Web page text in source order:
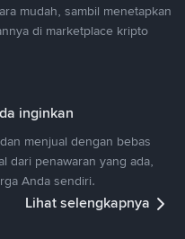
mudah, sambil menetapkan
di marketplace kripto
inginkan
menjual dengan bebas
dari penawaran yang ada,
Anda sendiri.
Lihat selengkapnya